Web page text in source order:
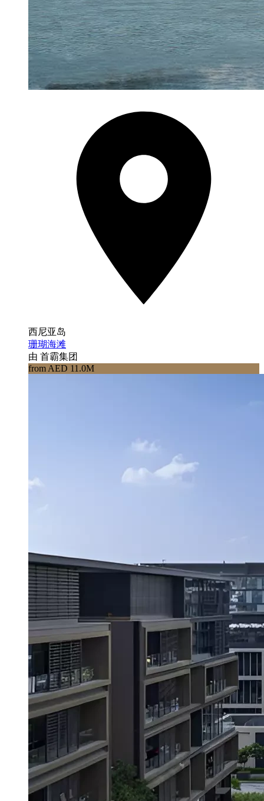
西尼亚岛
珊瑚海滩
由 首霸集团
from AED 11.0M